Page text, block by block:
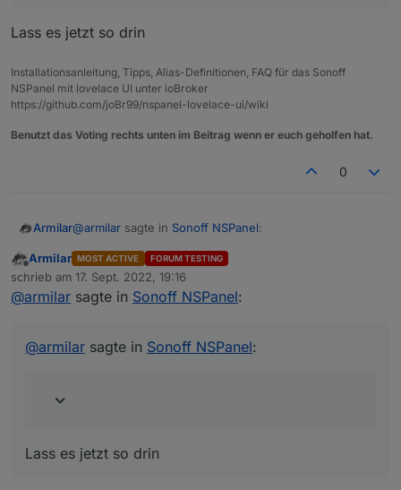
Lass es jetzt so drin
Installationsanleitung, Tipps, Alias-Definitionen, FAQ für das Sonoff
NSPanel mit lovelace UI unter ioBroker
https://github.com/joBr99/nspanel-lovelace-ui/wiki
Benutzt das Voting rechts unten im Beitrag wenn er euch geholfen hat.
0
Armilar@armilar sagte in Sonoff NSPanel:
@atifansagte inSonoff NSPanel
Also habe den neuen Code da eingebaut
@joBr99
Lass es jetzt so drin
Offline
Armilar MOST ACTIVE FORUM TESTING
schrieb am 17. Sept. 2022, 19:16
zuletzt editiert von
@armilar sagte in Sonoff NSPanel:
@armilar sagte in Sonoff NSPanel:
Lass es jetzt so drin